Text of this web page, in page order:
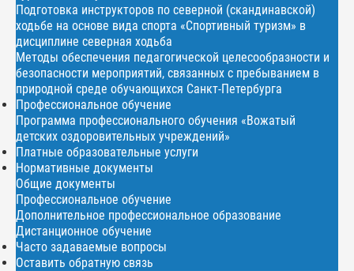
Подготовка инструкторов по северной (скандинавской)
ходьбе на основе вида спорта «Спортивный туризм» в
дисциплине северная ходьба
Методы обеспечения педагогической целесообразности и
безопасности мероприятий, связанных с пребыванием в
природной среде обучающихся Санкт-Петербурга
Профессиональное обучение
Программа профессионального обучения «Вожатый
детских оздоровительных учреждений»
Платные образовательные услуги
Нормативные документы
Общие документы
Профессиональное обучение
Дополнительное профессиональное образование
Дистанционное обучение
Часто задаваемые вопросы
Оставить обратную связь